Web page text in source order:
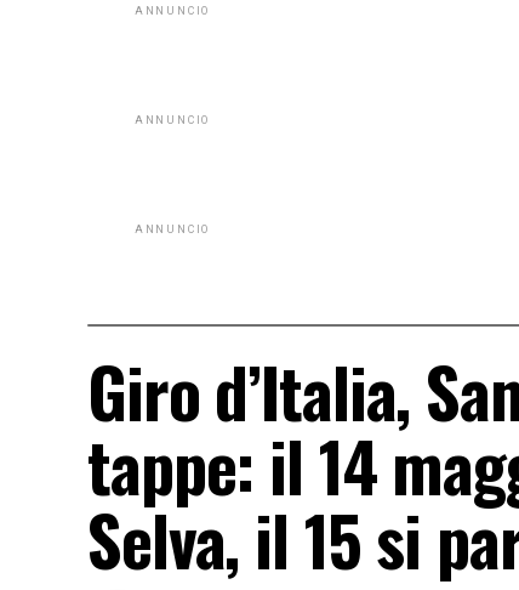
ANNUNCIO
ANNUNCIO
ANNUNCIO
Giro d’Italia,
tappe: il 14
Selva, il 15 si